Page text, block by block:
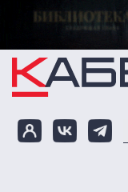
Перейти к